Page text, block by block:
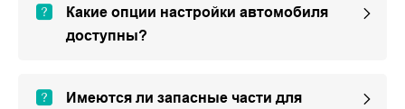
Какие опции настройки автомобиля
доступны?
Имеются ли запасные части для